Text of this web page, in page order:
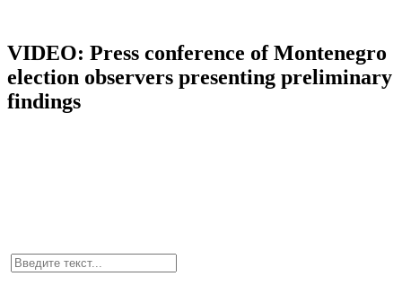
VIDEO: Press conference of Montenegro
election observers presenting preliminary
findings